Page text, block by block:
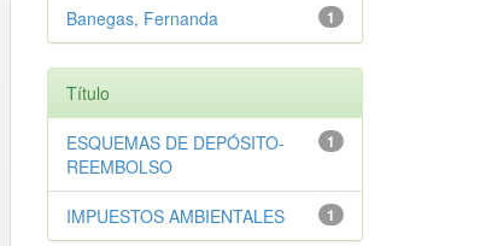
1
Banegas, Fernanda
Título
1
ESQUEMAS DE DEPÓSITO-
REEMBOLSO
1
IMPUESTOS AMBIENTALES